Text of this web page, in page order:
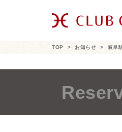
TOP お知らせ 岐阜